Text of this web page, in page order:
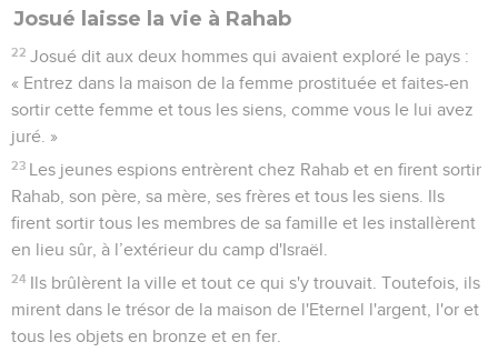
Josué laisse la vie à Rahab
22 Josué dit aux deux hommes qui avaient exploré le pays :
« Entrez dans la maison de la femme prostituée et faites-en
sortir cette femme et tous les siens, comme vous le lui avez
juré. »
23 Les jeunes espions entrèrent chez Rahab et en firent sortir
Rahab, son père, sa mère, ses frères et tous les siens. Ils
firent sortir tous les membres de sa famille et les installèrent
en lieu sûr, à l’extérieur du camp d'Israël.
24 Ils brûlèrent la ville et tout ce qui s'y trouvait. Toutefois, ils
mirent dans le trésor de la maison de l'Eternel l'argent, l'or et
tous les objets en bronze et en fer.